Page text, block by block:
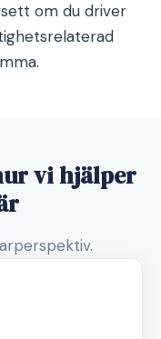
om du driver
vi hjälper